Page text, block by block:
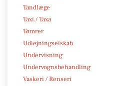
Tandlæge
Taxi / Taxa
Tømrer
Udlejningselskab
Undervisning
Undervognsbehandling
Vaskeri / Renseri